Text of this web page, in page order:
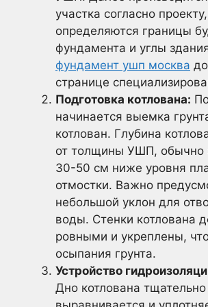
участка согласно проекту,
определяются границы
фундамента и углы
фундамент ушп москва
странице
Подготовка котлована:
начинается выемка
котлован. Глубина
от толщины УШП, обычно
30-50 см ниже уровня
отмостки. Важно
небольшой уклон для
воды. Стенки котлована
ровными и укреплены,
осыпания грунта.
Устройство
Дно котлована тщательно